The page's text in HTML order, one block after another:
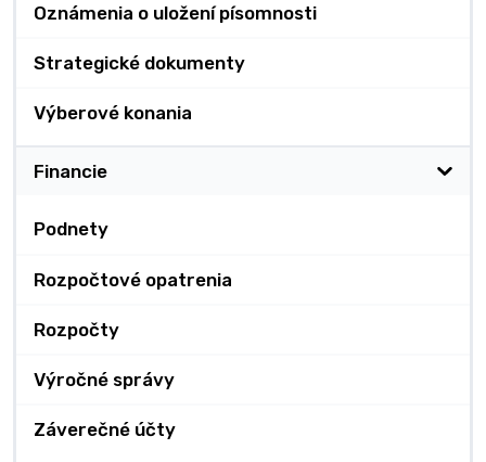
Oznámenia o uložení písomnosti
Strategické dokumenty
Výberové konania
Financie
Podnety
Rozpočtové opatrenia
Rozpočty
Výročné správy
Záverečné účty